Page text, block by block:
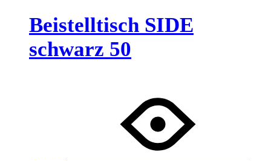
Beistelltisch SIDE
schwarz 50